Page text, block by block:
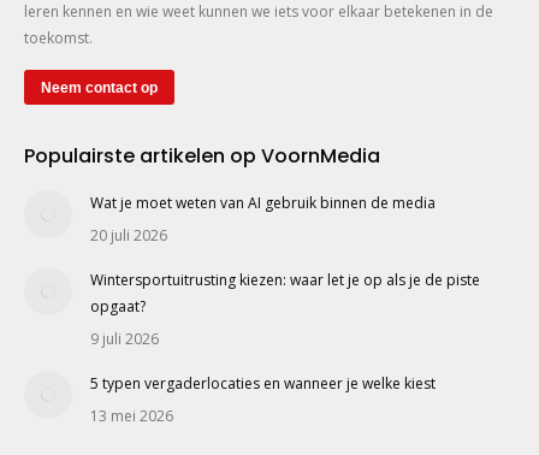
leren kennen en wie weet kunnen we iets voor elkaar betekenen in de
toekomst.
Neem contact op
Populairste artikelen op VoornMedia
Wat je moet weten van AI gebruik binnen de media
20 juli 2026
Wintersportuitrusting kiezen: waar let je op als je de piste
opgaat?
9 juli 2026
5 typen vergaderlocaties en wanneer je welke kiest
13 mei 2026